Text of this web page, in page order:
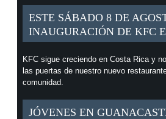
ESTE SÁBADO 8 DE
INAUGURACIÓN DE KFC
KFC sigue creciendo en Costa Rica y
las puertas de nuestro nuevo
comunidad.
JÓVENES EN